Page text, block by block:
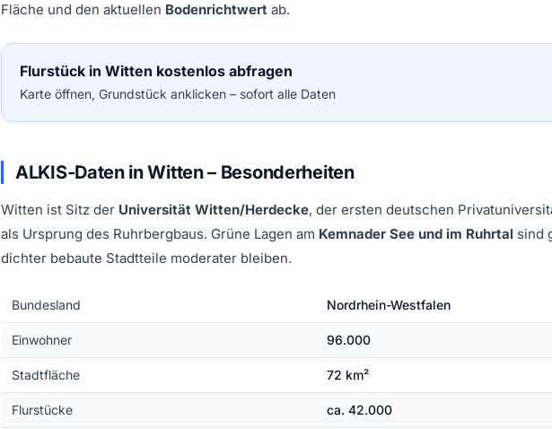
Fläche und den aktuellen Bodenrichtwert ab.
Flurstück in Witten kostenlos abfragen
Karte öffnen, Grundstück anklicken – sofort alle Daten
ALKIS-Daten in Witten – Besonderheiten
Witten ist Sitz der Universität Witten/Herdecke, der ersten deutschen
als Ursprung des Ruhrbergbaus. Grüne Lagen am Kemnader See und im Ruhrtal sind
dichter bebaute Stadtteile moderater bleiben.
Bundesland Nordrhein-Westfalen
Einwohner 96.000
Stadtfläche 72 km²
Flurstücke ca. 42.000